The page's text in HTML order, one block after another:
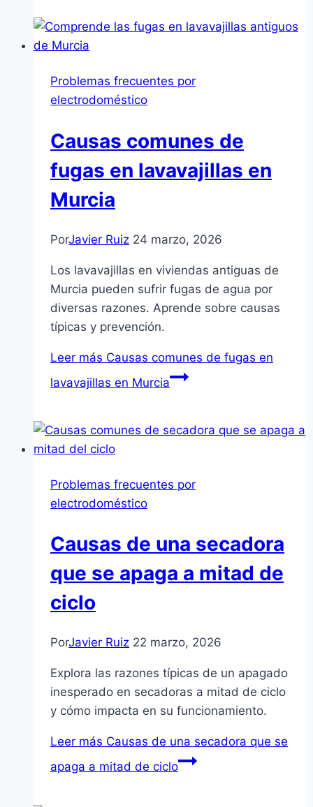
Problemas frecuentes por
electrodoméstico
Causas comunes de
fugas en lavavajillas en
Murcia
PorJavier Ruiz 24 marzo, 2026
Los lavavajillas en viviendas antiguas de
Murcia pueden sufrir fugas de agua por
diversas razones. Aprende sobre causas
típicas y prevención.
Leer más Causas comunes de fugas en
lavavajillas en Murcia
Problemas frecuentes por
electrodoméstico
Causas de una secadora
que se apaga a mitad de
ciclo
PorJavier Ruiz 22 marzo, 2026
Explora las razones típicas de un apagado
inesperado en secadoras a mitad de ciclo
y cómo impacta en su funcionamiento.
Leer más Causas de una secadora que se
apaga a mitad de ciclo